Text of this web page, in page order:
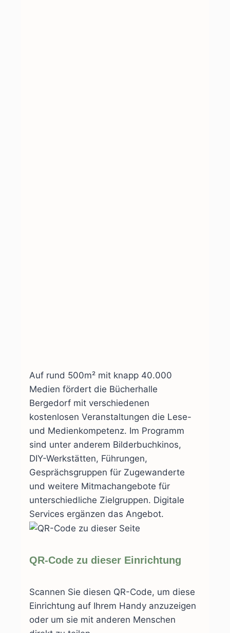
Auf rund 500m² mit knapp 40.000
Medien fördert die Bücherhalle
Bergedorf mit verschiedenen
kostenlosen Veranstaltungen die Lese-
und Medienkompetenz. Im Programm
sind unter anderem Bilderbuchkinos,
DIY-Werkstätten, Führungen,
Gesprächsgruppen für Zugewanderte
und weitere Mitmachangebote für
unterschiedliche Zielgruppen. Digitale
Services ergänzen das Angebot.
QR-Code zu dieser Einrichtung
Scannen Sie diesen QR-Code, um diese
Einrichtung auf Ihrem Handy anzuzeigen
oder um sie mit anderen Menschen